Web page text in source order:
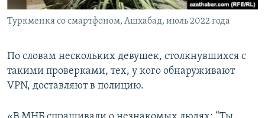
Туркменкя со смартфоном, Ашхабад, июль 2022 года
По словам нескольких девушек, столкнувшихся с
такими проверками, тех, у кого обнаруживают
VPN, доставляют в полицию.